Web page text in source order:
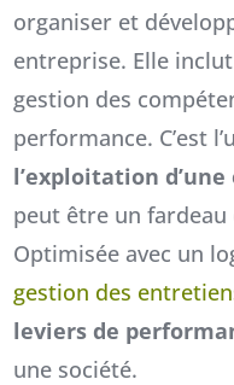
organiser et
entreprise. Elle
gestion des
performance. C’est
l’exploitation
peut être un fardeau
Optimisée avec un
gestion des
leviers de
une société.